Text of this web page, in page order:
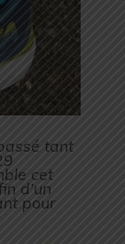
tant
cet
d’un
pour